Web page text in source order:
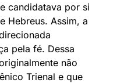
candidatava por si
Hebreus. Assim, a
pela fé. Dessa
não
Trienal e que